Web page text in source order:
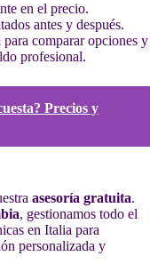
en el precio.
antes y después.
para comparar opciones y
profesional.
Precios y
asesoría gratuita.
, gestionamos todo el
en Italia para
personalizada y